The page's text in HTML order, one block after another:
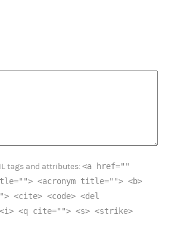
tags and attributes:<a href=""
<acronym title=""> <b>
<cite> <code> <del
<i> <q cite=""> <s> <strike>